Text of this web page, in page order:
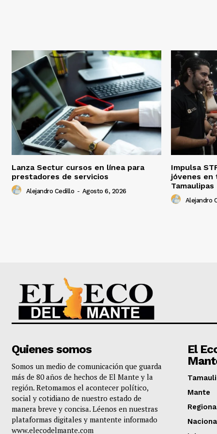
Lanza Sectur cursos en línea para
prestadores de servicios
Alejandro Cedillo - Agosto 6, 2026
Impulsa
jóvenes en
Tamaulipas
Alejandro
Quienes somos
Somos un medio de comunicación que guarda
más de 80 años de hechos de El Mante y la
región. Retomamos el acontecer político,
social y cotidiano de nuestro estado de
manera breve y concisa. Léenos en nuestras
plataformas digitales y mantente informado
www.elecodelmante.com
El
Mante